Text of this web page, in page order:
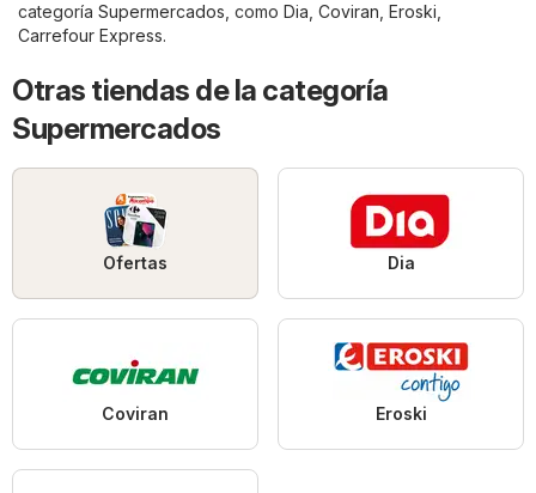
categoría Supermercados , como Dia Coviran Eroski
Carrefour Express.
Otras tiendas de la categoría
Supermercados
Ofertas Dia
Coviran Eroski